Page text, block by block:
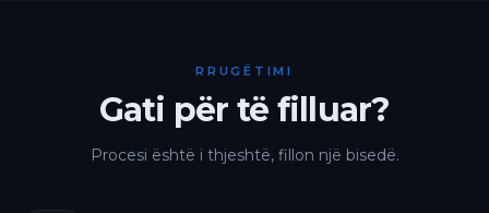
RRUGËTIMI
Gati për të filluar?
Procesi është i thjeshtë, fillon një bisedë.